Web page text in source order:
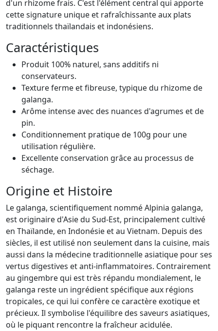
d'un rhizome frais. C'est l'élément central qui apporte
cette signature unique et rafraîchissante aux plats
traditionnels thaïlandais et indonésiens.
Caractéristiques
Produit 100% naturel, sans additifs ni
conservateurs.
Texture ferme et fibreuse, typique du rhizome de
galanga.
Arôme intense avec des nuances d'agrumes et de
pin.
Conditionnement pratique de 100g pour une
utilisation régulière.
Excellente conservation grâce au processus de
séchage.
Origine et Histoire
Le galanga, scientifiquement nommé Alpinia galanga,
est originaire d'Asie du Sud-Est, principalement cultivé
en Thaïlande, en Indonésie et au Vietnam. Depuis des
siècles, il est utilisé non seulement dans la cuisine, mais
aussi dans la médecine traditionnelle asiatique pour ses
vertus digestives et anti-inflammatoires. Contrairement
au gingembre qui est très répandu mondialement, le
galanga reste un ingrédient spécifique aux régions
tropicales, ce qui lui confère ce caractère exotique et
précieux. Il symbolise l'équilibre des saveurs asiatiques,
où le piquant rencontre la fraîcheur acidulée.